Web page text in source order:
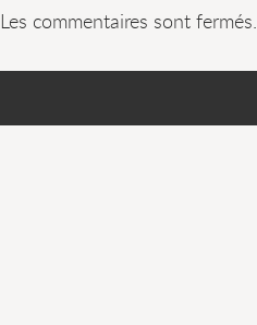
Les commentaires sont fermés.